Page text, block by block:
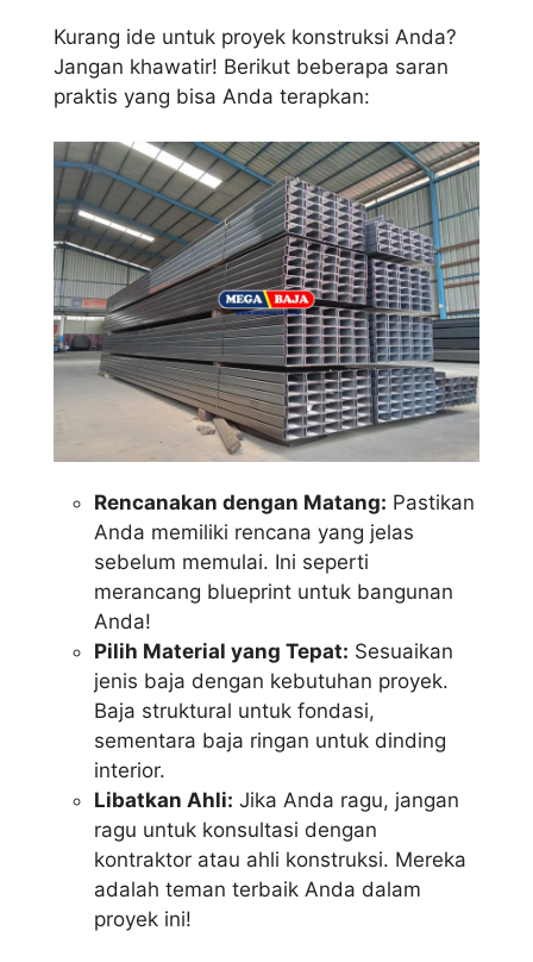
Kurang ide untuk proyek konstruksi Anda?
Jangan khawatir! Berikut beberapa saran
praktis yang bisa Anda terapkan:
Rencanakan dengan Matang: Pastikan
Anda memiliki rencana yang jelas
sebelum memulai. Ini seperti
merancang blueprint untuk bangunan
Anda!
Pilih Material yang Tepat: Sesuaikan
jenis baja dengan kebutuhan proyek.
Baja struktural untuk fondasi,
sementara baja ringan untuk dinding
interior.
Libatkan Ahli: Jika Anda ragu, jangan
ragu untuk konsultasi dengan
kontraktor atau ahli konstruksi. Mereka
adalah teman terbaik Anda dalam
proyek ini!